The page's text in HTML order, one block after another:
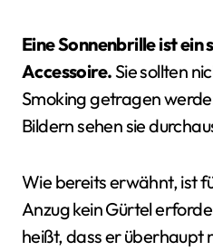
Eine Sonnenbrille ist ein
Accessoire.Sie sollten
Smoking getragen
Bildern sehen sie
Wie bereits erwähnt, ist
Anzug kein Gürtel
heißt, dass er überhaupt